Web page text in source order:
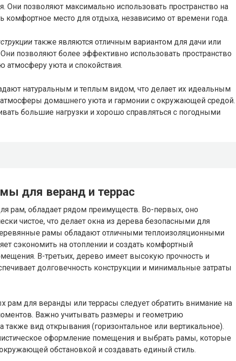
Они позволяют максимально использовать пространство на
комфортное место для отдыха, независимо от времени года.
также являются отличным вариантом для дачи или
позволяют более эффективно использовать пространство
атмосферу уюта и спокойствия.
натуральным и теплым видом, что делает их идеальным
домашнего уюта и гармонии с окружающей средой.
большие нагрузки и хорошо справляться с погодными
для веранд и террас
рам, обладает рядом преимуществ. Во-первых, оно
чистое, что делает окна из дерева безопасными для
рамы обладают отличными теплоизоляционными
сэкономить на отоплении и создать комфортный
В-третьих, дерево имеет высокую прочность и
долговечность конструкции и минимальные затраты
рам для веранды или террасы следует обратить внимание на
Важно учитывать размеры и геометрию
вид открывания (горизонтальное или вертикальное).
оформление помещения и выбрать рамы, которые
обстановкой и создавать единый стиль.